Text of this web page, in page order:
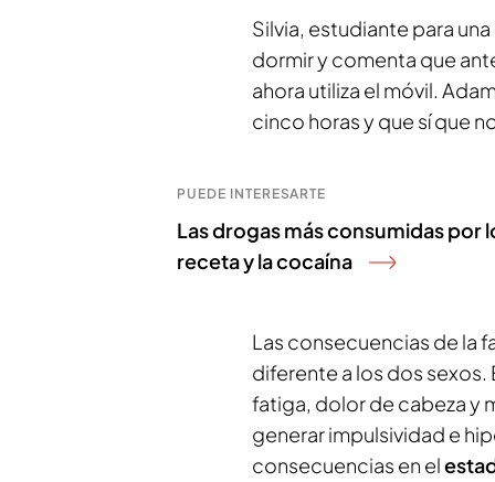
Silvia, estudiante para
dormir y comenta que
ahora utiliza el móvil.
cinco horas y que sí que
PUEDE INTERESARTE
Las drogas más consumidas por
receta y la cocaína
Las consecuencias de la
diferente a los dos sexos.
fatiga, dolor de cabeza y
generar impulsividad e
consecuencias en el